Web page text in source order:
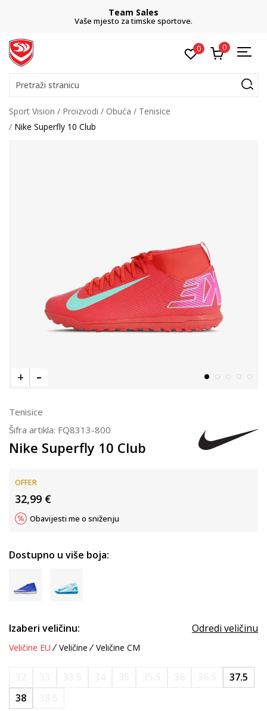
Team Sales
Vaše mjesto za timske sportove.
0 0
Pretraži stranicu
Sport Vision Proizvodi Obuća
Tenisice
Nike Superfly 10 Club
Tenisice
Šifra artikla: FQ8313-800
Nike Superfly 10 Club
OFFER
32,99 €
Obavijesti me o sniženju
Dostupno u više boja:
Izaberi veličinu: Odredi veličinu
Veličine EU Veličine Veličine CM
37.5
38